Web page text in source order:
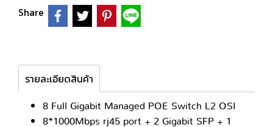
Share
รายละเอียดสินค้า
8 Full Gigabit Managed POE Switch L2 OSI
8*1000Mbps rj45 port + 2 Gigabit SFP + 1